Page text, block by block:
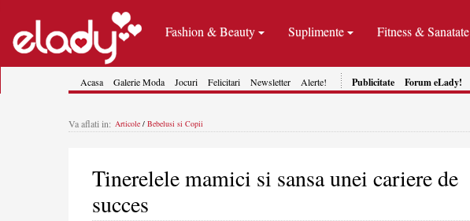
Fashion & Beauty Suplimente Fitness & Sanatate
Acasa Galerie Moda Jocuri Felicitari Newsletter Alerte! Publicitate Forum eLady!
Va aflati in: Articole / Bebelusi si Copii
Tinerelele mamici si sansa unei cariere de
succes